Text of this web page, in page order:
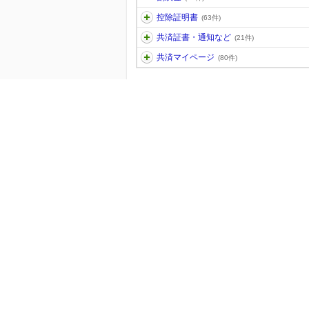
控除証明書 (63件)
共済証書・通知など (21件)
共済マイページ (80件)